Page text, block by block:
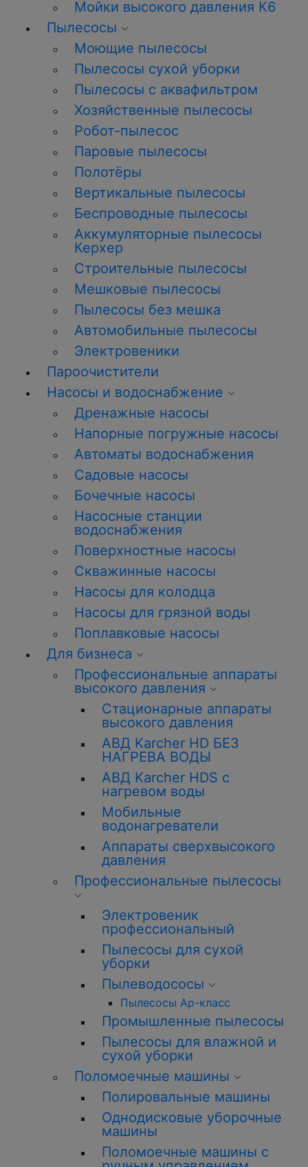
Мойки высокого давления К6
Пылесосы
Моющие пылесосы
Пылесосы сухой уборки
Пылесосы с аквафильтром
Хозяйственные пылесосы
Робот-пылесос
Паровые пылесосы
Полотёры
Вертикальные пылесосы
Беспроводные пылесосы
Аккумуляторные пылесосы
Керхер
Строительные пылесосы
Мешковые пылесосы
Пылесосы без мешка
Автомобильные пылесосы
Электровеники
Пароочистители
Насосы и водоснабжение
Дренажные насосы
Напорные погружные насосы
Автоматы водоснабжения
Садовые насосы
Бочечные насосы
Насосные станции
водоснабжения
Поверхностные насосы
Скважинные насосы
Насосы для колодца
Насосы для грязной воды
Поплавковые насосы
Для бизнеса
Профессиональные аппараты
высокого давления
Стационарные аппараты
высокого давления
АВД Karcher HD БЕЗ
НАГРЕВА ВОДЫ
АВД Karcher HDS с
нагревом воды
Мобильные
водонагреватели
Аппараты сверхвысокого
давления
Профессиональные пылесосы
Электровеник
профессиональный
Пылесосы для сухой
уборки
Пылеводососы
Пылесосы Ар-класс
Промышленные пылесосы
Пылесосы для влажной и
сухой уборки
Поломоечные машины
Полировальные машины
Однодисковые уборочные
машины
Поломоечные машины с